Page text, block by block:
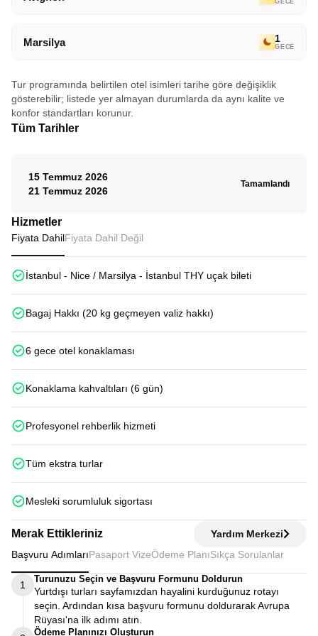
Marsilya 1
GECE
Tur programında belirtilen otel isimleri tarihe göre değişiklik
gösterebilir; listede yer almayan durumlarda da aynı kalite ve
konfor standartları korunur.
Tüm Tarihler
15 Temmuz 2026
21 Temmuz 2026
Tamamlandı
Hizmetler
Fiyata DahilFiyata Dahil Değil
İstanbul - Nice / Marsilya - İstanbul THY uçak bileti
Bagaj Hakkı (20 kg geçmeyen valiz hakkı)
6 gece otel konaklaması
Konaklama kahvaltıları (6 gün)
Profesyonel rehberlik hizmeti
Tüm ekstra turlar
Mesleki sorumluluk sigortası
Merak Ettikleriniz
Yardım Merkezi
Başvuru AdımlarıPasaport VizeÖdeme Planı Sıkça Sorulanlar
1
Turunuzu Seçin ve Başvuru Formunu Doldurun
Yurtdışı turları sayfamızdan hayalini kurduğunuz rotayı
seçin. Ardından kısa başvuru formunu doldurarak Avrupa
Rüyası'na ilk adımı atın.
Ödeme Planınızı Oluşturun